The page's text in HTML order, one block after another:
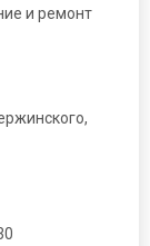
и ремонт